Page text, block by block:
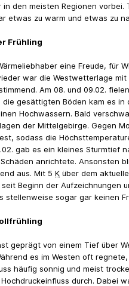
den meisten Regionen vorbei.
etwas zu warm und etwas zu
Frühling
eine Freude, für
war die Westwetterlage
Am 08. und 09.02.
die gesättigten Böden kam es in
Hochwassern. Bald
der Mittelgebirge. Gegen
sodass die
gab es ein kleines Sturmtief
anrichtete. Ansonsten
aus. Mit 5 K über dem
Beginn der Aufzeichnungen
stellenweise sogar gar keinen
geprägt von einem Tief über
es im Westen oft
häufig sonnig und meist
durch. Dabei